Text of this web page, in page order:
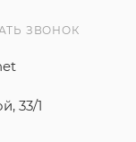
ЗВОНОК
33/1